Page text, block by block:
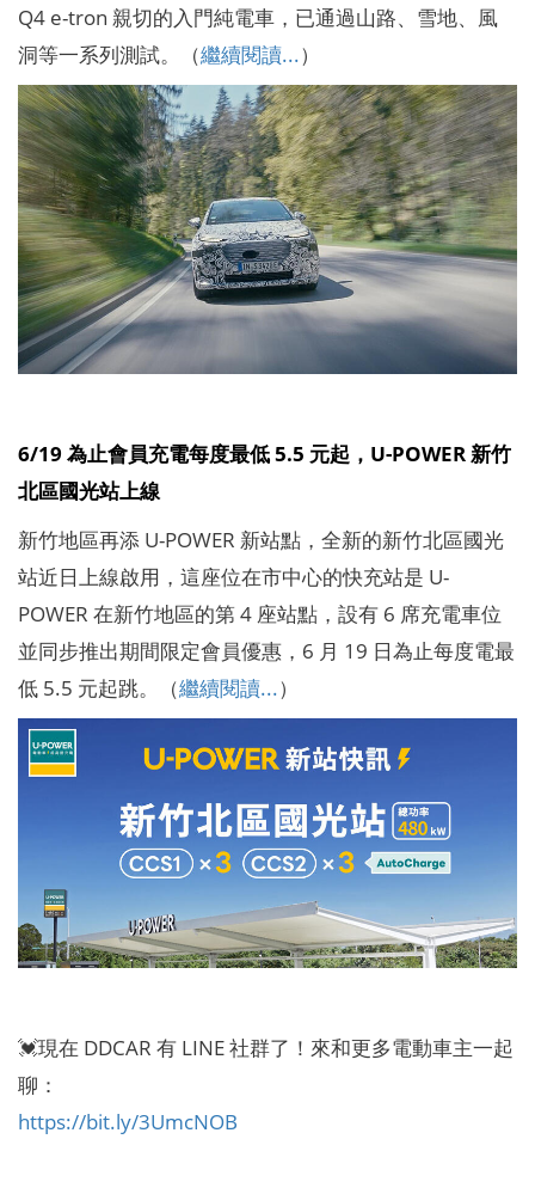
Q4 e-tron 親切的入門純電車，已通過山路、雪地、風
洞等一系列測試。（繼續閱讀...）
6/19 為止會員充電每度最低 5.5 元起，U-POWER 新竹
北區國光站上線
新竹地區再添 U-POWER 新站點，全新的新竹北區國光
站近日上線啟用，這座位在市中心的快充站是 U-
POWER 在新竹地區的第 4 座站點，設有 6 席充電車位
並同步推出期間限定會員優惠，6 月 19 日為止每度電最
低 5.5 元起跳。（繼續閱讀...）
💓現在 DDCAR 有 LINE 社群了！來和更多電動車主一起
聊：
https://bit.ly/3UmcNOB